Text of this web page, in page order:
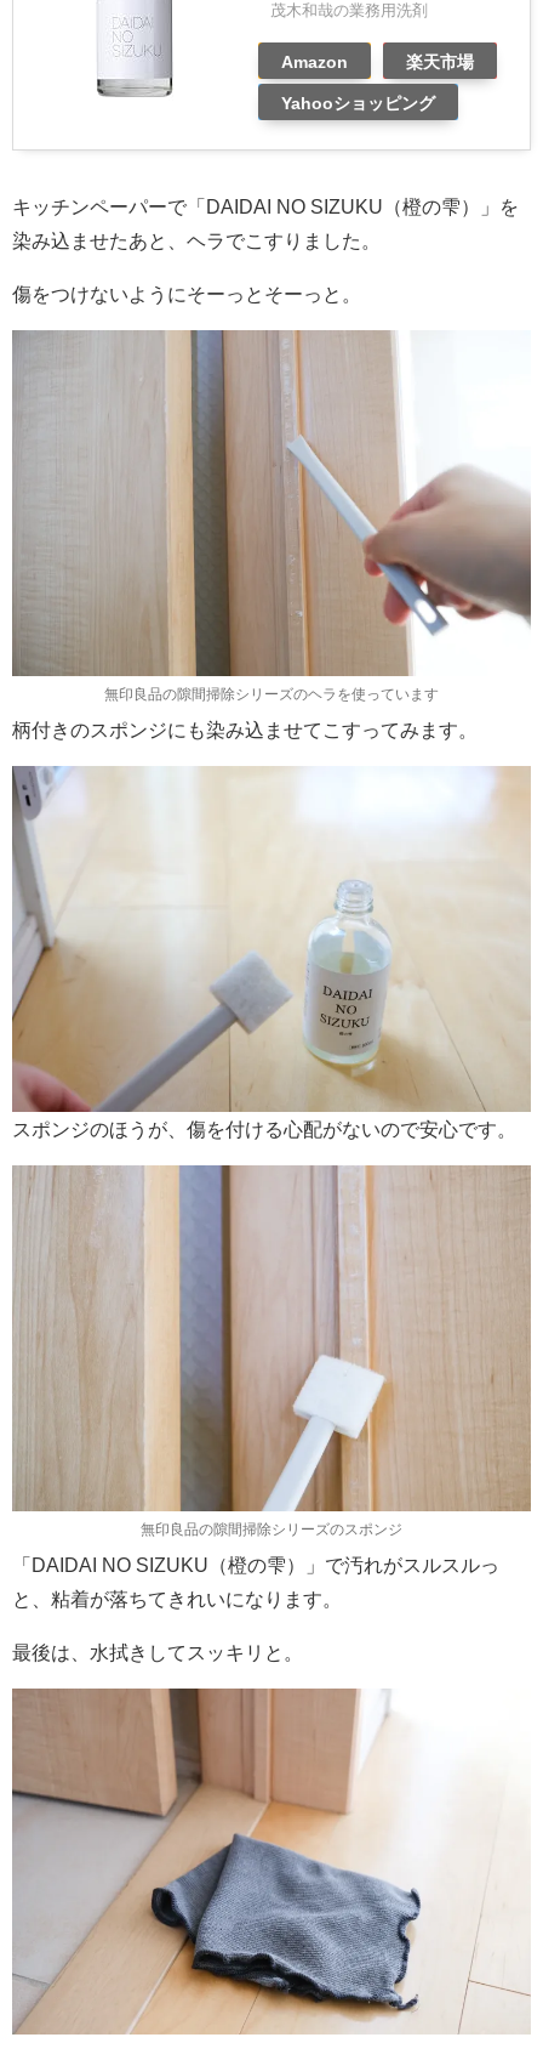
茂木和哉の業務用洗剤
Amazon 楽天市場
Yahooショッピング
キッチンペーパーで「DAIDAI NO SIZUKU（橙の雫）」を
染み込ませたあと、ヘラでこすりました。
傷をつけないようにそーっとそーっと。
無印良品の隙間掃除シリーズのヘラを使っています
柄付きのスポンジにも染み込ませてこすってみます。
スポンジのほうが、傷を付ける心配がないので安心です。
無印良品の隙間掃除シリーズのスポンジ
「DAIDAI NO SIZUKU（橙の雫）」で汚れがスルスルっ
と、粘着が落ちてきれいになります。
最後は、水拭きしてスッキリと。